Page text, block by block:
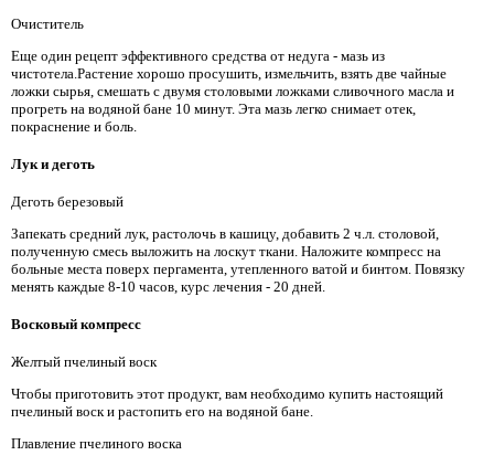
Очиститель
Еще один рецепт эффективного средства от недуга - мазь из
чистотела.Растение хорошо просушить, измельчить, взять две чайные
ложки сырья, смешать с двумя столовыми ложками сливочного масла и
прогреть на водяной бане 10 минут. Эта мазь легко снимает отек,
покраснение и боль.
Лук и деготь
Деготь березовый
Запекать средний лук, растолочь в кашицу, добавить 2 ч.л. столовой,
полученную смесь выложить на лоскут ткани. Наложите компресс на
больные места поверх пергамента, утепленного ватой и бинтом. Повязку
менять каждые 8-10 часов, курс лечения - 20 дней.
Восковый компресс
Желтый пчелиный воск
Чтобы приготовить этот продукт, вам необходимо купить настоящий
пчелиный воск и растопить его на водяной бане.
Плавление пчелиного воска